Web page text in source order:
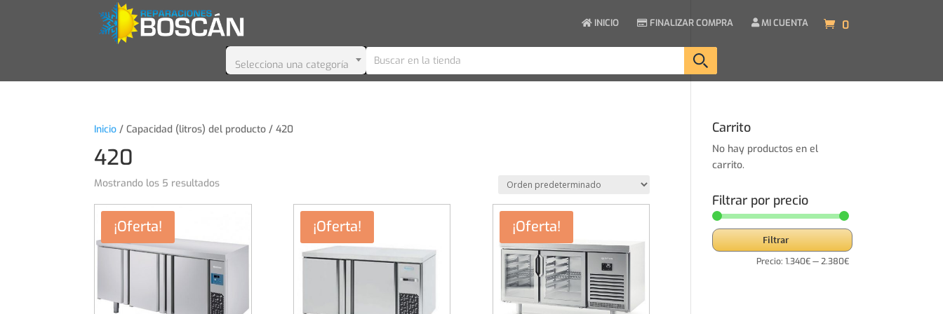
INICIO FINALIZAR COMPRA MI CUENTA 0
Selecciona una categoría
Inicio / Capacidad (litros) del producto / 420
420
Mostrando los 5 resultados
¡Oferta! ¡Oferta! ¡Oferta!
Carrito
No hay productos en el
carrito.
Filtrar por precio
Precio
mínimo
Precio
máximo
Filtrar
Precio: 1.340€—2.380€